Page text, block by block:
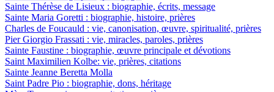
Sainte Thérèse de Lisieux : biographie, écrits, message
Sainte Maria Goretti : biographie, histoire, prières
Charles de Foucauld : vie, canonisation, œuvre, spiritualité, prières
Pier Giorgio Frassati : vie, miracles, paroles, prières
Sainte Faustine : biographie, œuvre principale et dévotions
Saint Maximilien Kolbe: vie, prières, citations
Sainte Jeanne Beretta Molla
Saint Padre Pio : biographie, dons, héritage